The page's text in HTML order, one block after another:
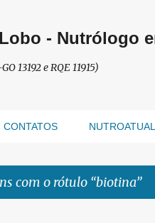
- Nutrólogo
13192 e RQE 11915)
CONTATOS NUTROATUAL
com o rótulo biotina